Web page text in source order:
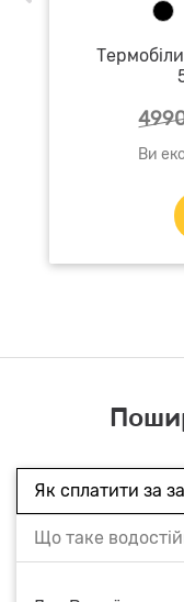
Ви
Як сплатити за
Що таке